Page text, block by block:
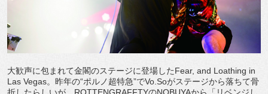
大歓声に包まれて金閣のステージに登場したFear, and Loathing in
Las Vegas。昨年の“ポルノ超特急”でVo.Soがステージから落ちて骨